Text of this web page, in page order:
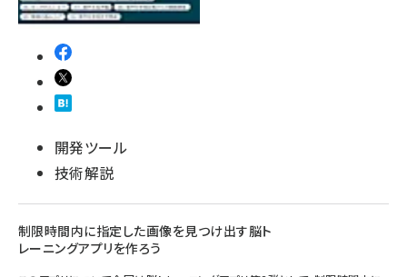
開発ツール
技術解説
制限時間内に指定した画像を見つけ出す脳ト
レーニングアプリを作ろう